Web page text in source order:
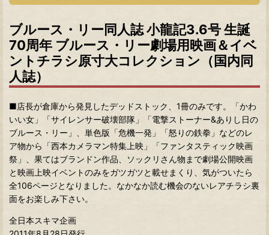
ブルース・リー同人誌 小龍記3.6号 生誕
70周年 ブルース・リー劇場用映画＆イベ
ントチラシ原寸大コレクション（国内同
人誌）
■店長が倉庫から発見したデッドストック、1冊のみです。「かわ
いい女」「サイレンサー破壊部隊」「電撃ストーナー&ありし日の
ブルース・リー」、単色版「危機一発」「怒りの鉄拳」などのレ
ア物から「西本カメラマン特集上映」「ファンタスティック映画
祭」、果てはブランドン作品、ソックリさん物まで劇場公開映画
と映画上映イベントのみをガツガツと載せまくり、気がついたら
全106ページとなりました。なかなか読む機会のないレアチラシ裏
面をお楽しみ下さい。
全日本スキマ企画